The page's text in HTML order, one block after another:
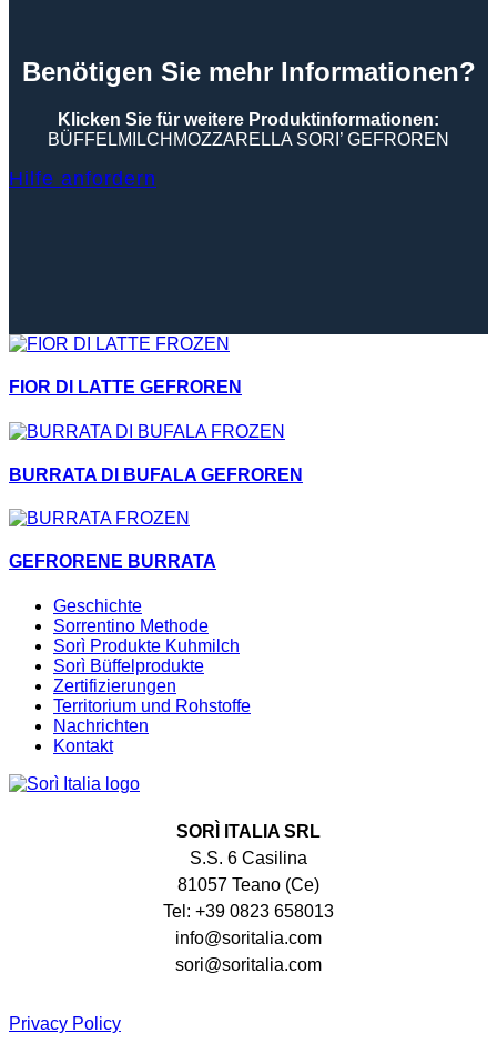
Benötigen Sie mehr Informationen?
Klicken Sie für weitere Produktinformationen:
BÜFFELMILCHMOZZARELLA SORI’ GEFROREN
Hilfe anfordern
FIOR DI LATTE GEFROREN
BURRATA DI BUFALA GEFROREN
GEFRORENE BURRATA
Geschichte
Sorrentino Methode
Sorì Produkte Kuhmilch
Sorì Büffelprodukte
Zertifizierungen
Territorium und Rohstoffe
Nachrichten
Kontakt
SORÌ ITALIA SRL
S.S. 6 Casilina
81057 Teano (Ce)
Tel: +39 0823 658013
info@soritalia.com
sori@soritalia.com
Privacy Policy